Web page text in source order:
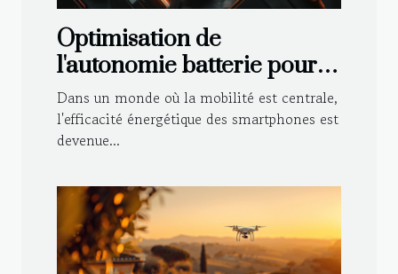
Optimisation de
l'autonomie batterie pour
smartphones les stratégies
efficaces et moins connues
Dans un monde où la mobilité est centrale,
l'efficacité énergétique des smartphones est
devenue...